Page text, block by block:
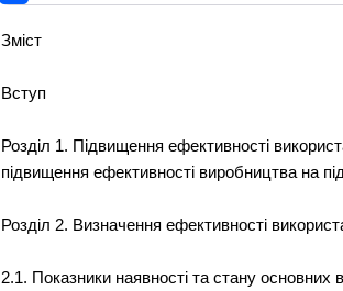
Зміст
Вступ
Розділ 1. Підвищення ефективності
підвищення ефективності виробництва на
Розділ 2. Визначення ефективності
2.1. Показники наявності та стану основних